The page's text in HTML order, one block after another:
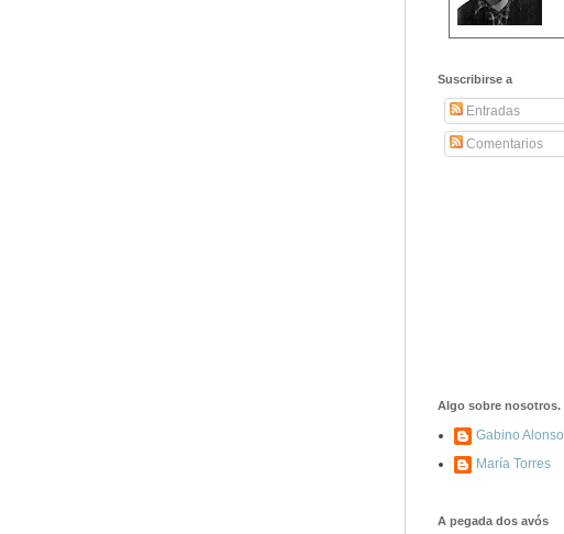
Suscribirse a
Entradas
Comentarios
Algo sobre nosotros.
Gabino Alonso
María Torres
A pegada dos avós